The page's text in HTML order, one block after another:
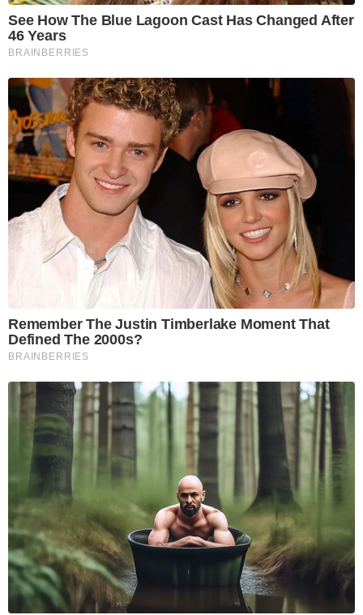
See How The Blue Lagoon Cast Has Changed After
46 Years
BRAINBERRIES
Remember The Justin Timberlake Moment That
Defined The 2000s?
BRAINBERRIES